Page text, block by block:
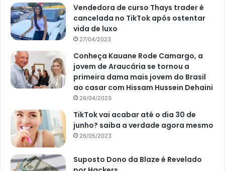
aposta é de R$ 30.
Em termos de regulamento, a Mega-Sena conta com 60
números disponíveis no volante. Por lá, o apostador pode
escolher o mínimo de seis dezenas e o máximo de 20.
Atualmente, o valor mínimo da aposta está em R$ 5. No
vai ficar. Mas, também terá mais chances de ganhar.
Para faturar o prêmio principal, o apostador tem que
acertar os seis números. No entanto, também tem a
Vendedora de curso Thays trader é
cancelada no TikTok após ostentar
vida de luxo
27/04/2023
Conheça Kauane Rode Camargo, a
jovem de Araucária se tornou a
primeira dama mais jovem do Brasil
ao casar com Hissam Hussein Dehaini
26/04/2023
TikTok vai acabar até o dia 30 de
junho? saiba a verdade agora mesmo
26/05/2023
Suposto Dono da Blaze é Revelado